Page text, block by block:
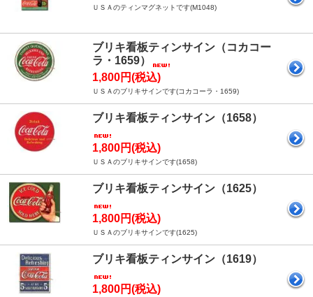
ＵＳＡのティンマグネットです(M1048)
ブリキ看板ティンサイン（コカコー
ラ・1659）
1,800円(税込)
ＵＳＡのブリキサインです(コカコーラ・1659)
ブリキ看板ティンサイン（1658）
1,800円(税込)
ＵＳＡのブリキサインです(1658)
ブリキ看板ティンサイン（1625）
1,800円(税込)
ＵＳＡのブリキサインです(1625)
ブリキ看板ティンサイン（1619）
1,800円(税込)